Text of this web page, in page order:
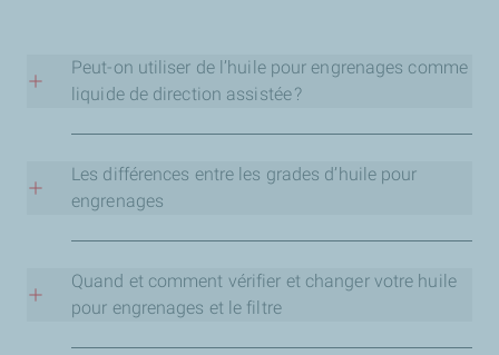
Peut-on utiliser de l’huile pour engrenages comme
liquide de direction assistée ?
Il est important de ne pas utiliser d’huile pour
engrenages comme liquide de direction assistée. Les
deux lubrifiants ont des formulations différentes et ne
doivent donc pas être utilisés de manière
interchangeable, sous peine d’endommager les
composants et de nuire à leurs performances. Certaines
huiles ATF peuvent être utilisées comme liquide de
direction assistée, mais cela est clairement indiqué par
Les différences entre les grades d’huile pour
engrenages
Lorsque vous recherchez l’huile pour engrenages
adéquate, il est utile de comprendre les grades d’huiles
pour engrenages. Les plus courants sont les qualités
automobiles SAE (Society of Automotive Engineers) et
Quand et comment vérifier et changer votre huile
pour engrenages et le filtre